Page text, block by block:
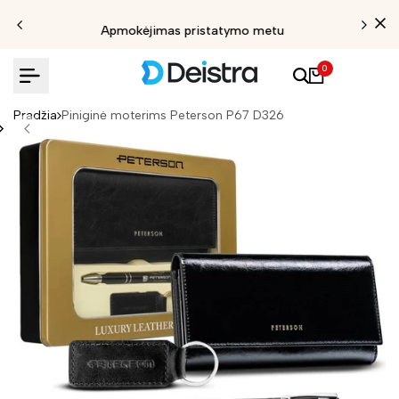
Apmokėjimas pristatymo metu
0
Pradžia Piniginė moterims Peterson P67 D326